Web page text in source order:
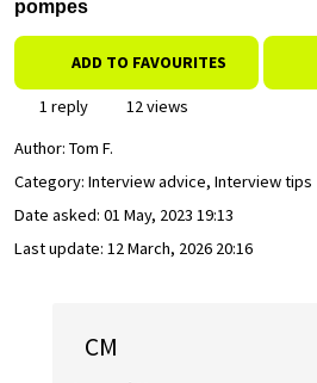
pompes
ADD TO FAVOURITES
1 reply
12 views
Author: Tom F.
Category: Interview advice, Interview tips
Date asked: 01 May, 2023 19:13
Last update: 12 March, 2026 20:16
CM